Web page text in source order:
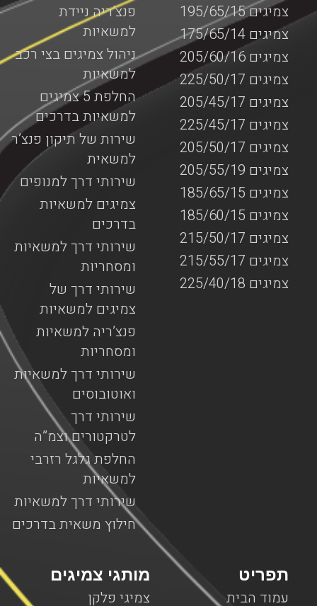
פנצ’ריה ניידת
למשאיות
ניהול צמיגים בצי רכב
למשאיות
החלפת 5 צמיגים
למשאיות בדרכים
שירות של תיקון פנצ’ר
למשאית
שירותי דרך למנופים
צמיגים למשאיות
בדרכים
שירותי דרך למשאיות
ומסחריות
שירותי דרך של
צמיגים למשאיות
פנצ’ריה למשאיות
ומסחריות
שירותי דרך למשאיות
ואוטובוסים
שירותי דרך
לטרקטורים וצמ”ה
החלפת גלגל רזרבי
למשאיות
שירותי דרך למשאיות
חילוץ משאית בדרכים
צמיגים 195/65/15
צמיגים 175/65/14
צמיגים 205/60/16
צמיגים 225/50/17
צמיגים 205/45/17
צמיגים 225/45/17
צמיגים 205/50/17
צמיגים 205/55/19
צמיגים 185/65/15
צמיגים 185/60/15
צמיגים 215/50/17
צמיגים 215/55/17
צמיגים 225/40/18
מותגי צמיגים
צמיגי פלקן
תפריט
עמוד הבית